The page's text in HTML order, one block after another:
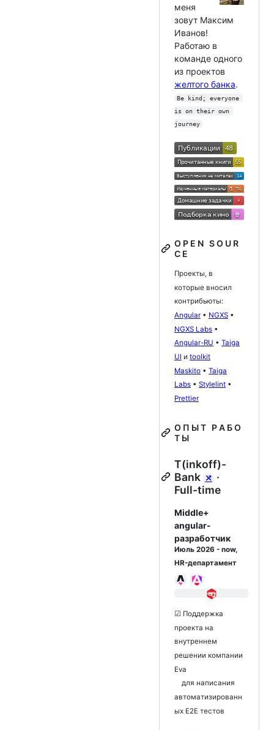
меня
зовут Максим
Иванов!
Работаю в
команде одного
из проектов
желтого банка.
Be kind; everyone
is on their own
journey
O P E N S O U R
C E
Проекты, в
которые вносил
контрибьюты:
Angular • NGXS •
NGXS Labs •
Angular-RU • Taiga
UI и toolkit
Maskito • Taiga
Labs • Stylelint •
Prettier
О П Ы Т Р А Б О
Т Ы
T(inkoff)-
Bank ⤯ ·
Full-time
Middle+
angular-
разработчик
Июль 2026 - now,
HR-департамент
☑ Поддержка
проекта на
внутреннем
решении компании
Eva
для написания
автоматизированн
ых E2E тестов